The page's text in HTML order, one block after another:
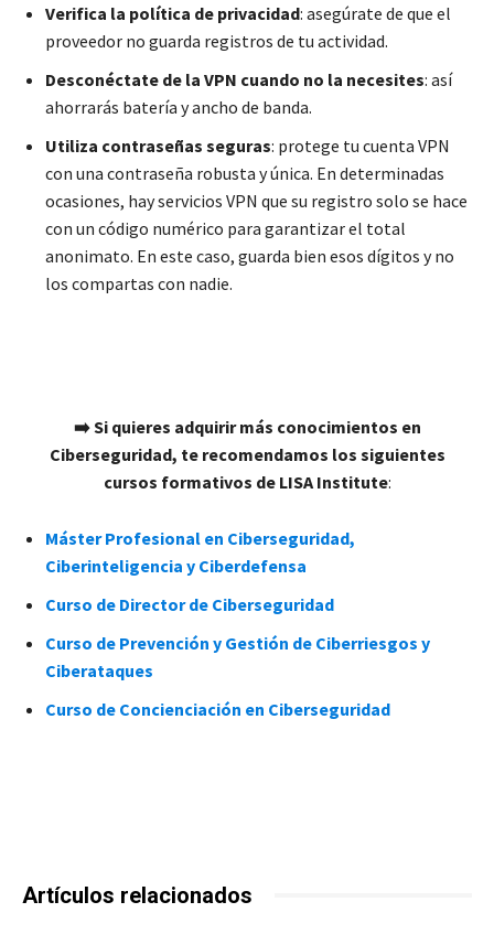
Verifica la política de privacidad: asegúrate de que el
proveedor no guarda registros de tu actividad.
Desconéctate de la VPN cuando no la necesites: así
ahorrarás batería y ancho de banda.
Utiliza contraseñas seguras: protege tu cuenta VPN
con una contraseña robusta y única. En determinadas
ocasiones, hay servicios VPN que su registro solo se hace
con un código numérico para garantizar el total
anonimato. En este caso, guarda bien esos dígitos y no
los compartas con nadie.
➡️ Si quieres adquirir más conocimientos en
Ciberseguridad, te recomendamos los siguientes
cursos formativos de LISA Institute:
Máster Profesional en Ciberseguridad,
Ciberinteligencia y Ciberdefensa
Curso de Director de Ciberseguridad
Curso de Prevención y Gestión de Ciberriesgos y
Ciberataques
Curso de Concienciación en Ciberseguridad
Artículos relacionados